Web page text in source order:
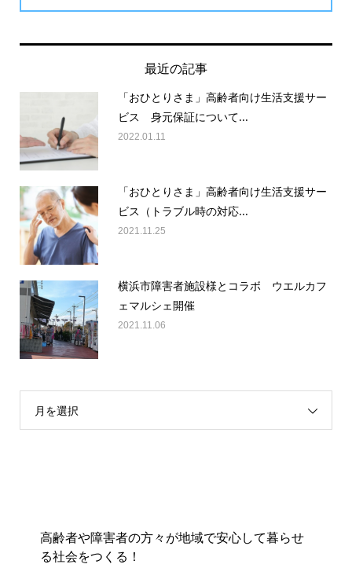
最近の記事
「おひとりさま」高齢者向け生活支援サー
ビス 身元保証について...
2022.01.11
「おひとりさま」高齢者向け生活支援サー
ビス（トラブル時の対応...
2021.11.25
横浜市障害者施設様とコラボ ウエルカフ
ェマルシェ開催
2021.11.06
月を選択
高齢者や障害者の方々が地域で安心して暮らせ
る社会をつくる！